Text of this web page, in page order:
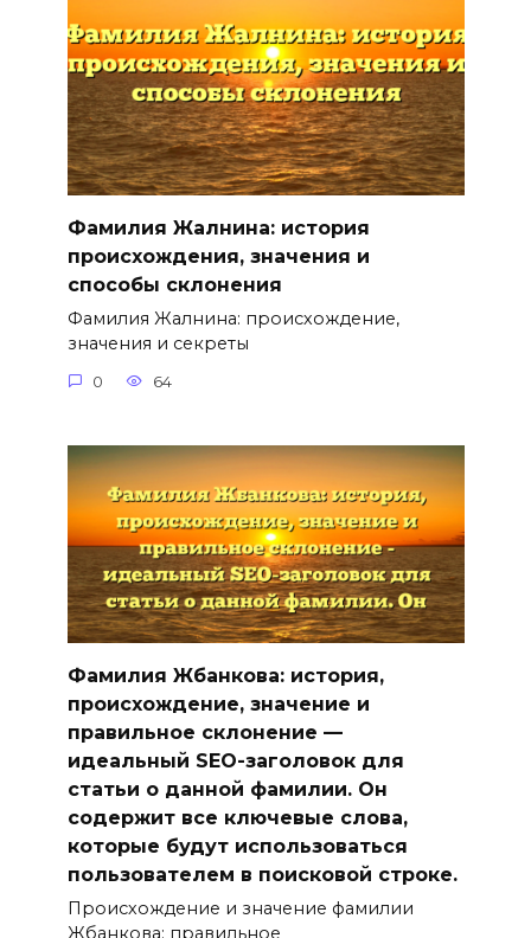
Фамилия Жалнина: история
происхождения, значения и
способы склонения
Фамилия Жалнина: происхождение,
значения и секреты
0 64
Фамилия Жбанкова: история,
происхождение, значение и
правильное склонение —
идеальный SEO-заголовок для
статьи о данной фамилии. Он
содержит все ключевые слова,
которые будут использоваться
пользователем в поисковой строке.
Происхождение и значение фамилии